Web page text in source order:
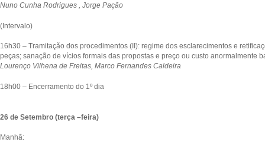
Nuno Cunha Rodrigues , Jorge Pação
(Intervalo)
16h30 – Tramitação dos procedimentos (II): regime dos esclarecimentos e
peças; sanação de vícios formais das propostas e preço ou custo anormalmente
Lourenço Vilhena de Freitas, Marco Fernandes Caldeira
18h00 – Encerramento do 1º dia
26 de Setembro (terça –feira)
Manhã: